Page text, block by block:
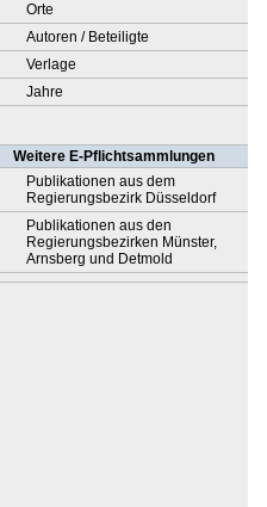
Orte
Autoren / Beteiligte
Verlage
Jahre
Weitere E-Pflichtsammlungen
Publikationen aus dem
Regierungsbezirk Düsseldorf
Publikationen aus den
Regierungsbezirken Münster,
Arnsberg und Detmold